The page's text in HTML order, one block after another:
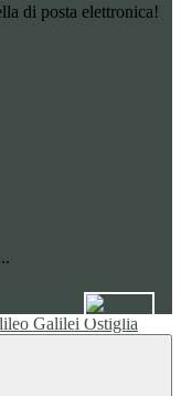
di posta elettronica!